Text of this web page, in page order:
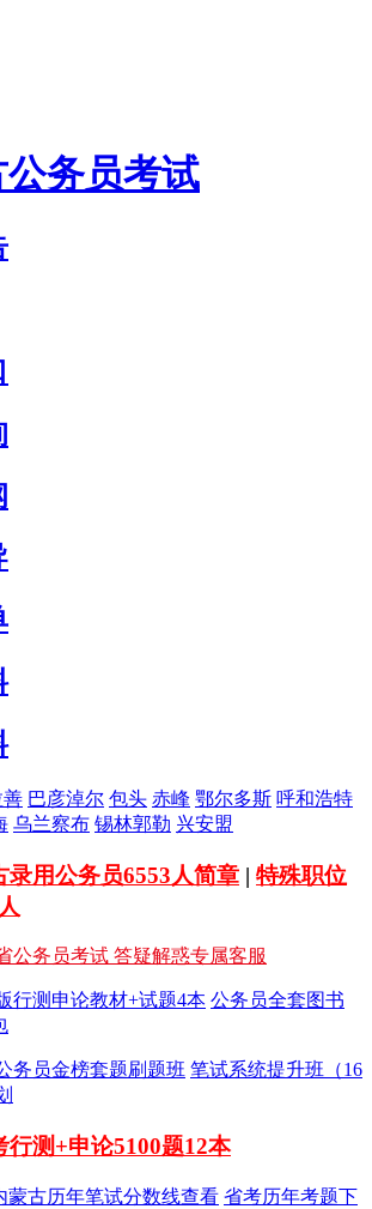
务员考试
善 巴彦淖尔 包头 赤峰 鄂尔多斯 呼和浩特
乌兰察布 锡林郭勒 兴安盟
录用公务员6553人简章 | 特殊职位
公务员考试 答疑解惑专属客服
行测申论教材+试题4本 公务员全套图书
务员金榜套题刷题班 笔试系统提升班（16
行测+申论5100题12本
蒙古历年笔试分数线查看 省考历年考题下